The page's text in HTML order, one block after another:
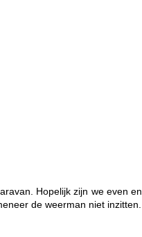
Hopelijk zijn we even
de weerman niet